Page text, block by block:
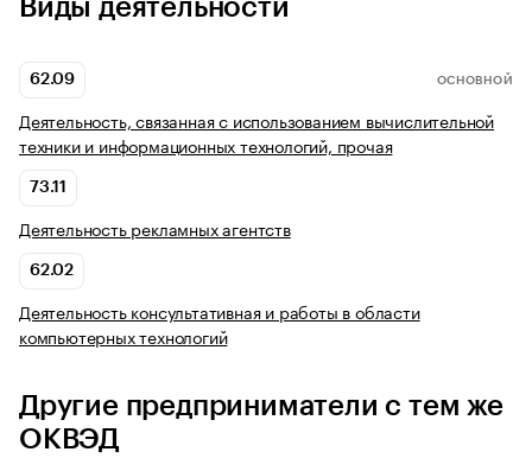
Виды деятельности
62.09 ОСНОВНОЙ
Деятельность, связанная с использованием вычислительной
техники и информационных технологий, прочая
73.11
Деятельность рекламных агентств
62.02
Деятельность консультативная и работы в области
компьютерных технологий
Другие предприниматели с тем же
ОКВЭД